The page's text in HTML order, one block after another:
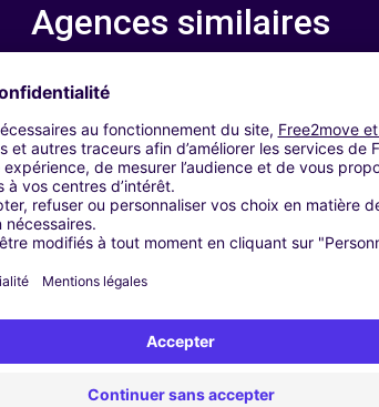
Agences similaires
AUTOMOBILES - NOGENT-SUR-SEINE (C)
EN-GATINAIS (C)
(C)
SUR-SEINE (C)
(C)